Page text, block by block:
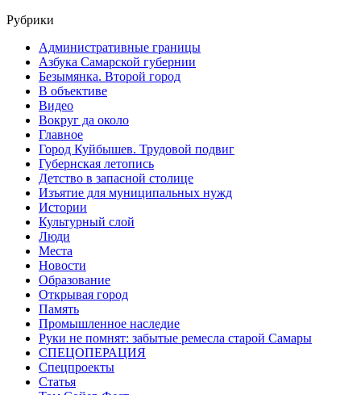
Рубрики
Административные границы
Азбука Самарской губернии
Безымянка. Второй город
В объективе
Видео
Вокруг да около
Главное
Город Куйбышев. Трудовой подвиг
Губернская летопись
Детство в запасной столице
Изъятие для муниципальных нужд
Истории
Культурный слой
Люди
Места
Новости
Образование
Открывая город
Память
Промышленное наследие
Руки не помнят: забытые ремесла старой Самары
СПЕЦОПЕРАЦИЯ
Спецпроекты
Статья